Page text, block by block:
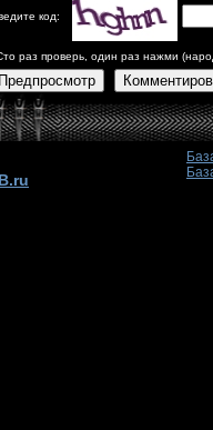
код:
раз проверь, один раз нажми
Предпросмотр